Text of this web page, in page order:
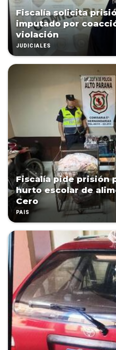
Fiscalía solicita
imputado por
violación
JUDICIALES
Fiscalía pide prisión
hurto escolar de
Cero
PAÍS